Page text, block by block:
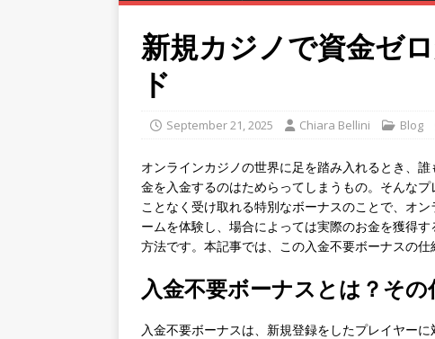
新規カジノで資金ゼ
ド
September 21, 2025 Chiara Bellini Blog
オンラインカジノの世界に足を踏み入れるとき、
金を入金するのはためらってしまうもの。そんなプ
ことなく受け取れる特別なボーナスのことで、オ
ームを体験し、場合によっては実際のお金を獲得
方法です。本記事では、この入金不要ボーナスの
入金不要ボーナスとは？そ
入金不要ボーナスは、新規登録をしたプレイヤー